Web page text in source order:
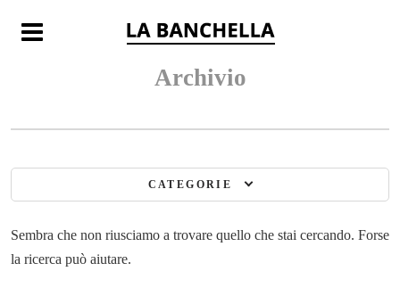
Archivio
CATEGORIE
Sembra che non riusciamo a trovare quello che stai cercando. Forse
la ricerca può aiutare.